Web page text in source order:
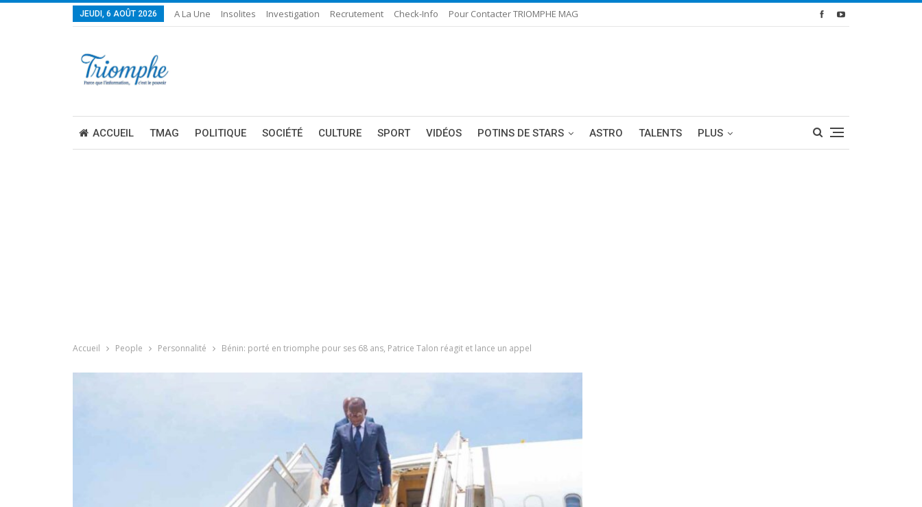
JEUDI, 6 AOÛT 2026 A La Une Insolites Investigation Recrutement Check-Info Pour Contacter TRIOMPHE MAG
ACCUEIL TMAG POLITIQUE SOCIÉTÉ CULTURE SPORT VIDÉOS POTINS DE STARS ASTRO TALENTS PLUS
Accueil People Personnalité Bénin: porté en triomphe pour ses 68 ans, Patrice Talon réagit et lance un appel